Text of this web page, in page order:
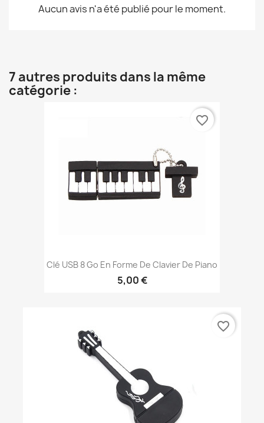
Aucun avis n'a été publié pour le moment.
7 autres produits dans la même
catégorie :
Clé USB 8 Go En Forme De Clavier De Piano
5,00 €
favorite_border
favorite_border